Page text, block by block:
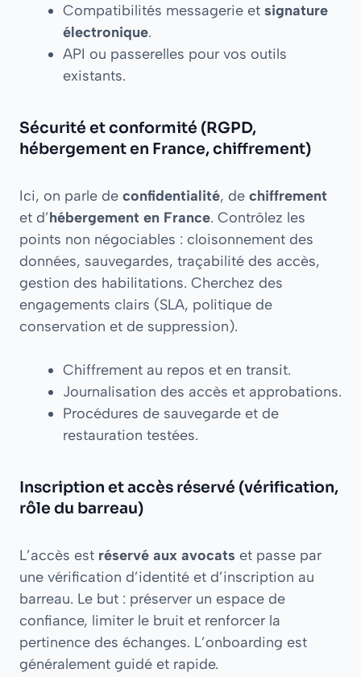
Compatibilités messagerie et signature
électronique.
API ou passerelles pour vos outils
existants.
Sécurité et conformité (RGPD,
hébergement en France, chiffrement)
Ici, on parle de confidentialité, de chiffrement
et d’hébergement en France. Contrôlez les
points non négociables : cloisonnement des
données, sauvegardes, traçabilité des accès,
gestion des habilitations. Cherchez des
engagements clairs (SLA, politique de
conservation et de suppression).
Chiffrement au repos et en transit.
Journalisation des accès et approbations.
Procédures de sauvegarde et de
restauration testées.
Inscription et accès réservé (vérification,
rôle du barreau)
L’accès est réservé aux avocats et passe par
une vérification d’identité et d’inscription au
barreau. Le but : préserver un espace de
confiance, limiter le bruit et renforcer la
pertinence des échanges. L’onboarding est
généralement guidé et rapide.